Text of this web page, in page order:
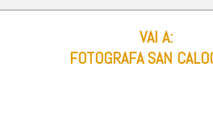
VAI A:
FOTOGRAFA SAN